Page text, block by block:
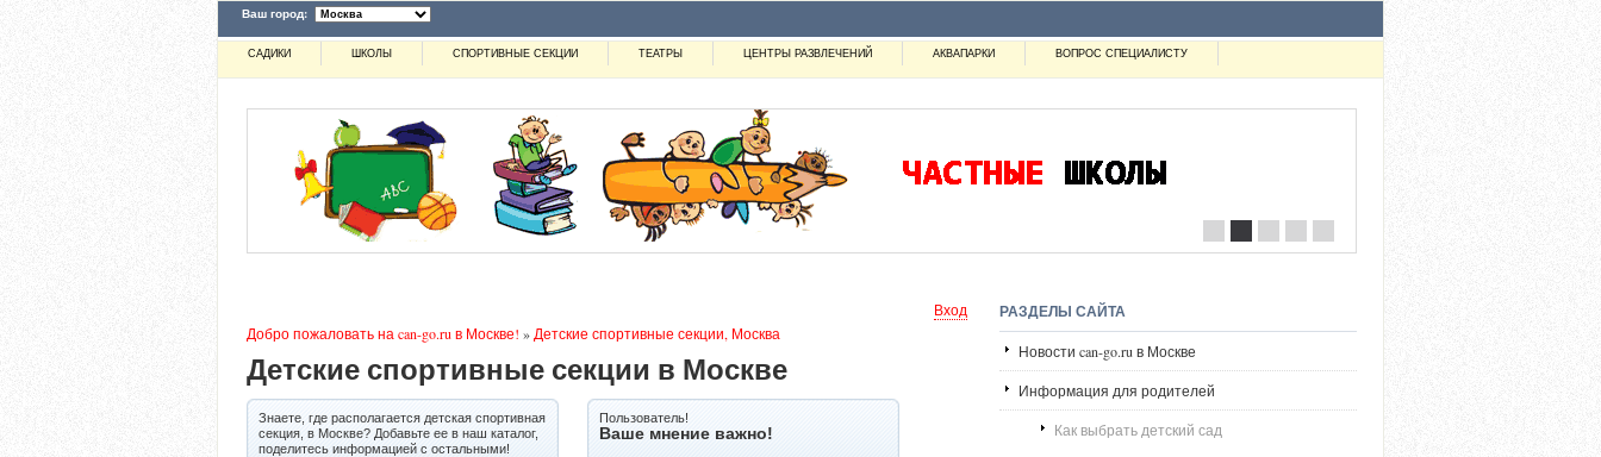
Ваш город:
САДИКИ ШКОЛЫ СПОРТИВНЫЕ СЕКЦИИ ТЕАТРЫ ЦЕНТРЫ РАЗВЛЕЧЕНИЙ АКВАПАРКИ ВОПРОС СПЕЦИАЛИСТУ
Вход
Добро пожаловать на can-go.ru в Москве! » Детские спортивные секции, Москва
Детские спортивные секции в Москве
Знаете, где располагается детская спортивная
секция, в Москве? Добавьте ее в наш каталог,
поделитесь информацией с остальными!
Пользователь!
Ваше мнение важно!
РАЗДЕЛЫ САЙТА
Новости can-go.ru в Москве
Информация для родителей
Как выбрать детский сад